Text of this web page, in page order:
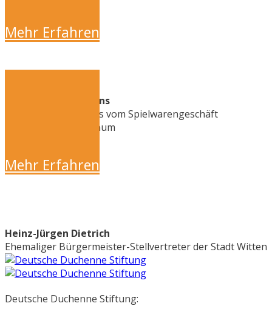
Mehr Erfahren
Die Eheleute Martens
Die Eheleute Martens vom Spielwarengeschäft
''Brummbär'' in Bochum
Mehr Erfahren
Heinz-Jürgen Dietrich
Ehemaliger Bürgermeister-Stellvertreter der Stadt Witten
Deutsche Duchenne Stiftung: